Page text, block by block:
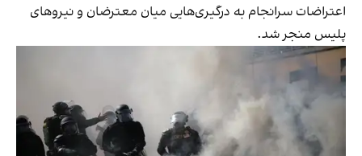
اعتراضات سرانجام به درگیری‌هایی میان معترضان و نیروهای
پلیس منجر شد.